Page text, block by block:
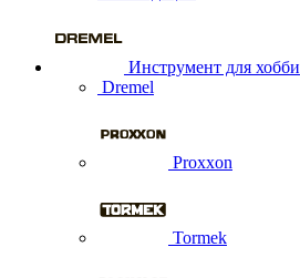
Инструмент для хобби
Dremel
Proxxon
Tormek